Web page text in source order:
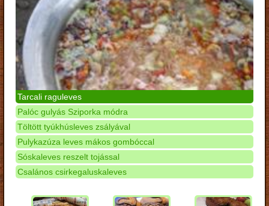
Tarcali raguleves
Palóc gulyás Sziporka módra
Töltött tyúkhúsleves zsályával
Pulykazúza leves mákos gombóccal
Sóskaleves reszelt tojással
Csalános csirkegaluskaleves